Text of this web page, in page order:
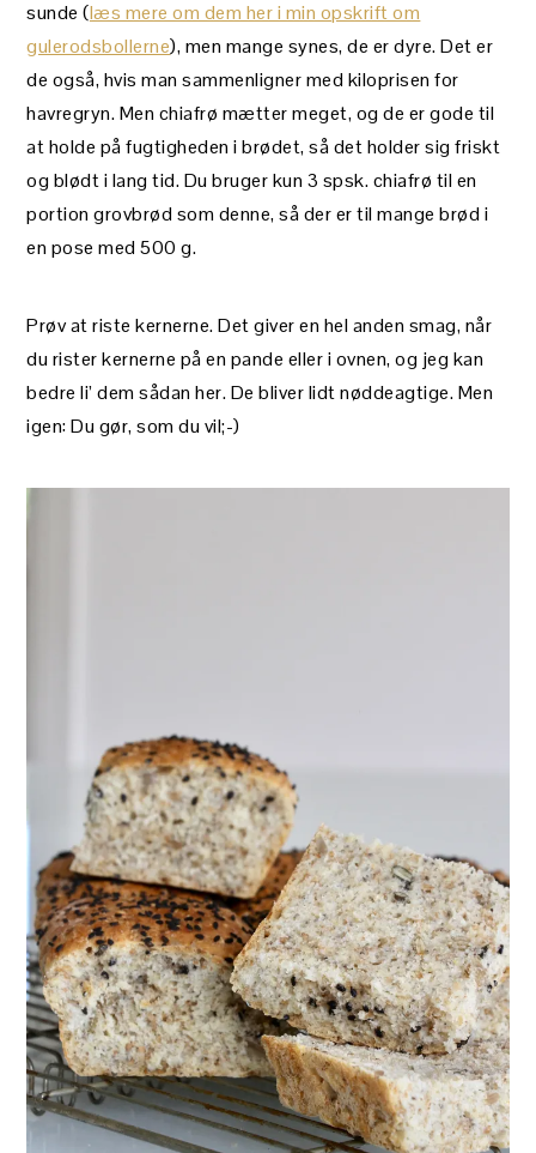
sunde (læs mere om dem her i min opskrift om
gulerodsbollerne), men mange synes, de er dyre. Det er
de også, hvis man sammenligner med kiloprisen for
havregryn. Men chiafrø mætter meget, og de er gode til
at holde på fugtigheden i brødet, så det holder sig friskt
og blødt i lang tid. Du bruger kun 3 spsk. chiafrø til en
portion grovbrød som denne, så der er til mange brød i
en pose med 500 g.
Prøv at riste kernerne. Det giver en hel anden smag, når
du rister kernerne på en pande eller i ovnen, og jeg kan
bedre li’ dem sådan her. De bliver lidt nøddeagtige. Men
igen: Du gør, som du vil;-)